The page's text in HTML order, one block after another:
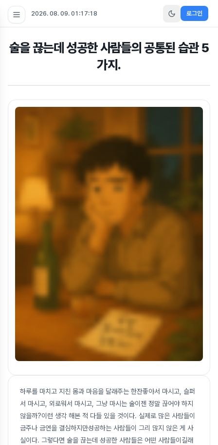
2026. 08. 09. 01:17:18 로그인
술을 끊는데 성공한 사람들의 공통된 습관 5
가지.
하루를 마치고 지친 몸과 마음을 달래주는 한잔좋아서 마시고, 슬퍼
서 마시고, 외로워서 마시고, 그냥 마시는 술이젠 정말 끊어야 하지
않을까?이런 생각 해본 적 다들 있을 것이다. 실제로 많은 사람들이
금주나 금연을 결심하지만성공하는 사람들이 그리 많지 않은 게 사
실이다. 그렇다면 술을 끊는데 성공한 사람들은 어떤 사람들이길래